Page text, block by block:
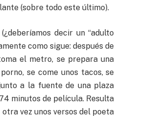
(sobre todo este último).
decir un “adulto
como sigue: después de
el metro, se prepara una
se come unos tacos, se
a la fuente de una plaza
minutos de película. Resulta
vez unos versos del poeta